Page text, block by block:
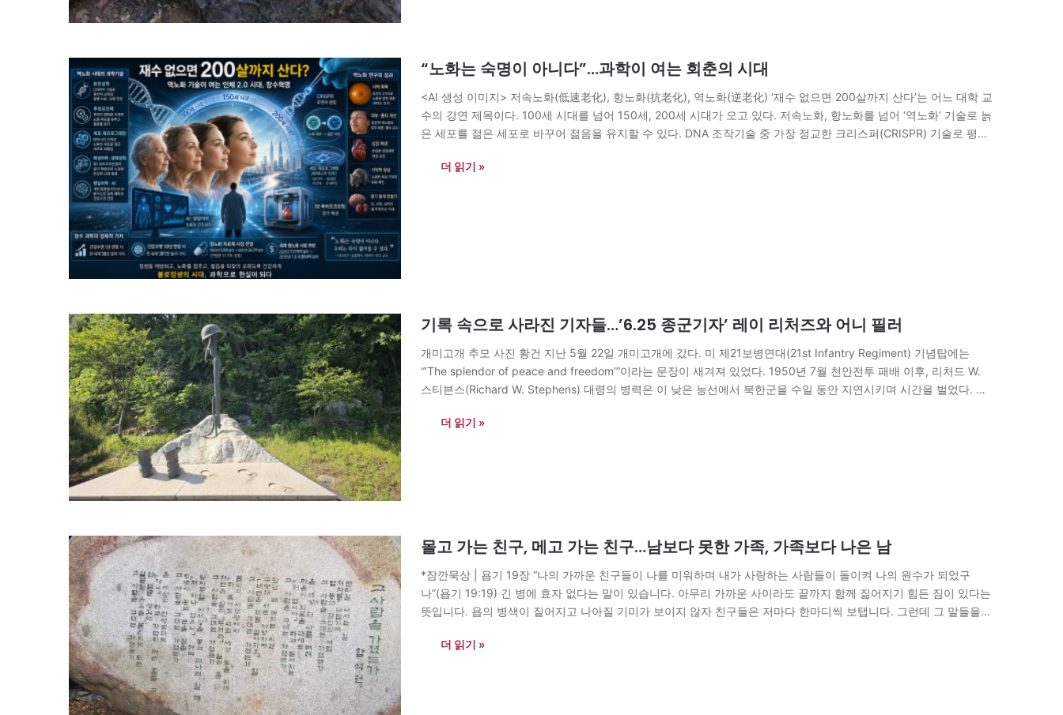
“노화는 숙명이 아니다”…과학이 여는 회춘의 시대
<AI 생성 이미지> 저속노화(低速老化), 항노화(抗老化), 역노화(逆老化) ‘재수 없으면 200살까지 산다’는 어느 대학 교
수의 강연 제목이다. 100세 시대를 넘어 150세, 200세 시대가 오고 있다. 저속노화, 항노화를 넘어 ‘역노화’ 기술로 늙
은 세포를 젊은 세포로 바꾸어 젊음을 유지할 수 있다. DNA 조작기술 중 가장 정교한 크리스퍼(CRISPR) 기술로 평균
더 읽기 »
기록 속으로 사라진 기자들…’6.25 종군기자’ 레이 리처즈와 어니 필러
개미고개 추모 사진 황건 지난 5월 22일 개미고개에 갔다. 미 제21보병연대(21st Infantry Regiment) 기념탑에는
“‘The splendor of peace and freedom’”이라는 문장이 새겨져 있었다. 1950년 7월 천안전투 패배 이후, 리처드 W.
스티븐스(Richard W. Stephens) 대령의 병력은 이 낮은 능선에서 북한군을 수일 동안 지연시키며 시간을 벌었다. 그
더 읽기 »
몰고 가는 친구, 메고 가는 친구…남보다 못한 가족, 가족보다 나은 남
*잠깐묵상 | 욥기 19장 “나의 가까운 친구들이 나를 미워하며 내가 사랑하는 사람들이 돌이켜 나의 원수가 되었구
나”(욥기 19:19) 긴 병에 효자 없다는 말이 있습니다. 아무리 가까운 사이라도 끝까지 함께 짊어지기 힘든 짐이 있다는
뜻입니다. 욥의 병색이 짙어지고 나아질 기미가 보이지 않자 친구들은 저마다 한마디씩 보탭니다. 그런데 그 말들을
더 읽기 »